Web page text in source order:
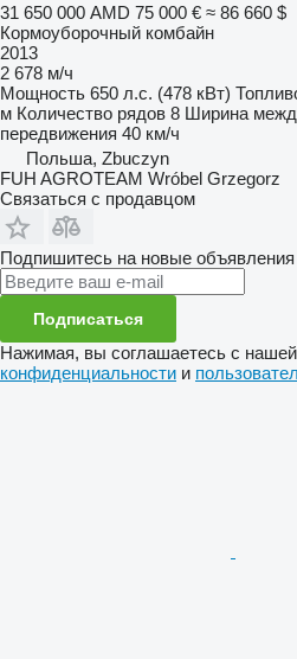
31 650 000 AMD 75 000 € ≈ 86 660 $
Кормоуборочный комбайн
2013
2 678 м/ч
Мощность 650 л.с. (478 кВт)
м Количество рядов 8 Ширина
передвижения 40 км/ч
Польша, Zbuczyn
FUH AGROTEAM Wróbel Grzegorz
Связаться с продавцом
Подпишитесь на новые
Подписаться
Нажимая, вы соглашаетесь с нашей
конфиденциальности и